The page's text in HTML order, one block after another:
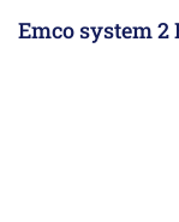
Emco system